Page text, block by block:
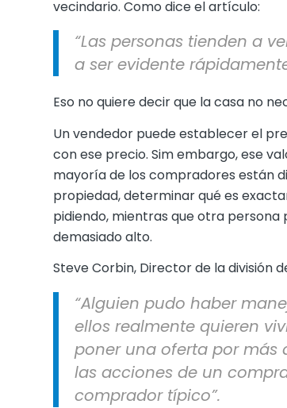
vecindario. Como dice el artículo:
“Las personas tienden a
a ser evidente
Eso no quiere decir que la casa no
Un vendedor puede establecer el
con ese precio. Sim embargo, ese
mayoría de los compradores están
propiedad, determinar qué es
pidiendo, mientras que otra
demasiado alto.
Steve Corbin, Director de la división
“Alguien pudo haber
ellos realmente quieren
poner una oferta por más
las acciones de un
comprador típico”.